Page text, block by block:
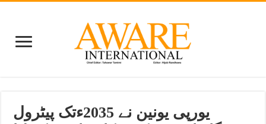
یورپی یونین نے 2035ءتک پیٹرول